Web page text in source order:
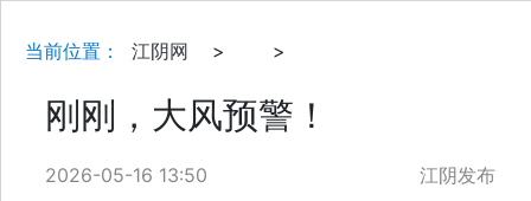
当前位置： 江阴网 > >
刚刚，大风预警！
2026-05-16 13:50 江阴发布